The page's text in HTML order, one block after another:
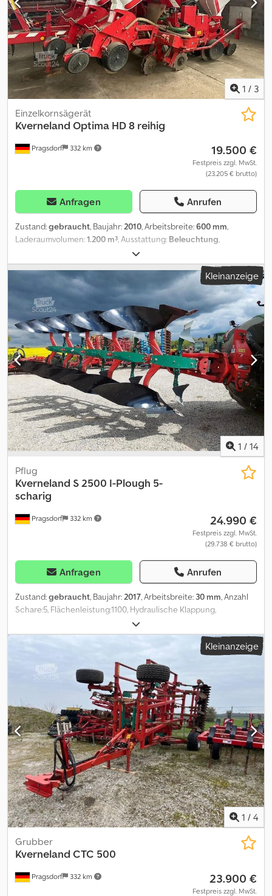
1 / 3
Pragsdorf 332 km
Einzelkornsägerät
Kverneland Optima HD 8 reihig
19.500 €
Festpreis zzgl. MwSt.
(23.205 € brutto)
Anfragen Anrufen
Zustand:gebraucht, Baujahr: 2010, Arbeitsbreite:600 mm,
Laderaumvolumen:1.200 m³ , Ausstattung: Beleuchtung
Reihenanzahl:8, Reihen- / Körperabstand:75, Reihenanzahl (8-
reihig), Hydraulische Klappung, Maisausrüstung,
Reihendüngerstreuer, Spuranreißer,
Mulchsaat_____mechanischer Antrieb Gummi - V - Druckrolle 50
mmBeladestufe Beleuchtung,Lagerort:Kunde Dcodpfx Aszdha Sjh
Dek
Kleinanzeige
1 / 14
Pragsdorf 332 km
Pflug
Kverneland S 2500 I-Plough 5-
scharig
24.990 €
Festpreis zzgl. MwSt.
(29.738 € brutto)
Anfragen Anrufen
Zustand:gebraucht, Baujahr:2017, Arbeitsbreite: 30 mm, Anzahl
Schare:5, Flächenleistung:1100, Hydraulische Klappung,
Steinsicherung, Stützfuß / -rad, Heckanbau_____Furchenbreite:
50 cmMin. Furchenbreite: 30 cmISOBUS-fähigkann mit GPS-
Steuerung betrieben werdenkomplett neue Streichbleche und
Verschleißteile Für die hintere Furche werden Rollscheiben
mitgeliefert IsoMatch Tellus Go Terminal mit Lizenz für GEO-SC
(SectionControl),Lagerort:Kunde Dedpfxszdhgxs Ah Dsck
Kleinanzeige
1 / 4
Pragsdorf 332 km
Grubber
Kverneland CTC 500
23.900 €
Festpreis zzgl. MwSt.